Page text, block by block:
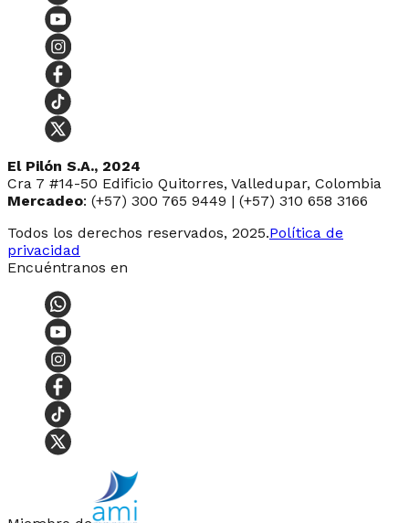
El Pilón S.A., 2024
Cra 7 #14-50 Edificio Quitorres, Valledupar, Colombia
Mercadeo: (+57) 300 765 9449 | (+57) 310 658 3166
Todos los derechos reservados, 2025.Política de
privacidad
Encuéntranos en